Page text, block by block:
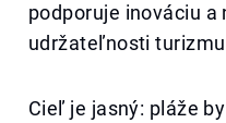
podporuje inováciu
udržateľnosti
Cieľ je jasný: pláže